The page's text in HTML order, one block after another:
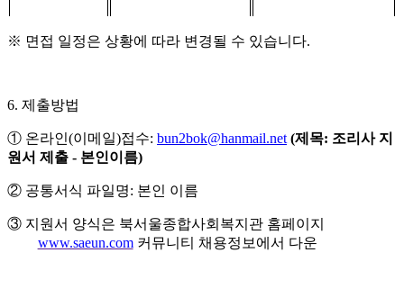
※ 면접 일정은 상황에 따라 변경될 수 있습니다.
6. 제출방법
① 온라인(이메일)접수: bun2bok@hanmail.net (제목: 조리사 지
원서 제출 - 본인이름)
② 공통서식 파일명: 본인 이름
③ 지원서 양식은 북서울종합사회복지관 홈페이지
www.saeun.com 커뮤니티 채용정보에서 다운